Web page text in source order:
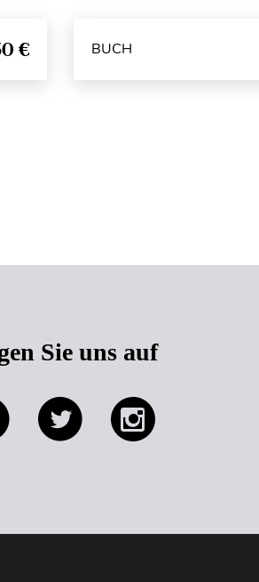
€ BUCH
Sie uns auf